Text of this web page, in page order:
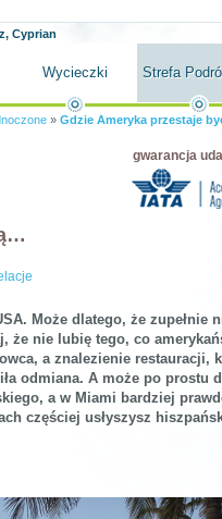
Cyprian
Wycieczki Strefa
» Gdzie Ameryka przestaje
gwarancja
Może dlatego, że zupełnie
że nie lubię tego, co
a znalezienie restauracji,
odmiana. A może po prostu
a w Miami bardziej
częściej usłyszysz